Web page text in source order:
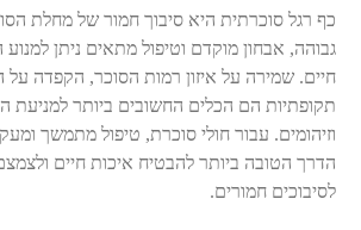
כף רגל סוכרתית היא סיבוך חמור של מחלת
גבוהה, אבחון מוקדם וטיפול מתאים ניתן
חיים. שמירה על איזון רמות הסוכר, הקפדה על
תקופתיות הם הכלים החשובים ביותר למניעת
וזיהומים. עבור חולי סוכרת, טיפול מתמשך
הדרך הטובה ביותר להבטיח איכות חיים
לסיבוכים חמורים.